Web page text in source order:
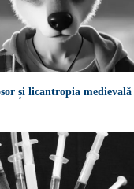
și licantropia medievală